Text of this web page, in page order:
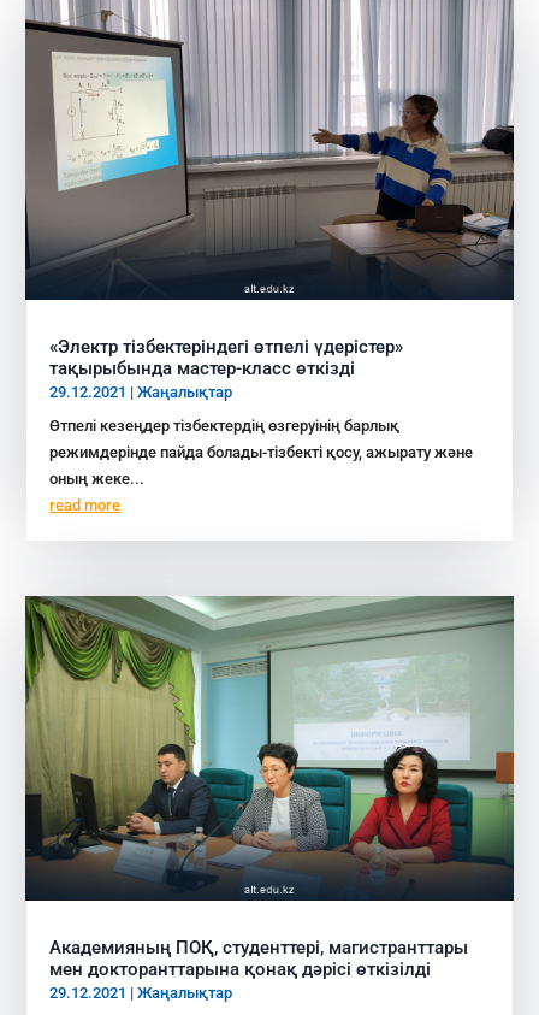
«Электр тізбектеріндегі өтпелі үдерістер»
тақырыбында мастер-класс өткізді
29.12.2021 |Жаңалықтар
Өтпелі кезеңдер тізбектердің өзгеруінің барлық
режимдерінде пайда болады-тізбекті қосу, ажырату және
оның жеке...
read more
Академияның ПОҚ, студенттері, магистранттары
мен докторанттарына қонақ дәрісі өткізілді
29.12.2021 |Жаңалықтар